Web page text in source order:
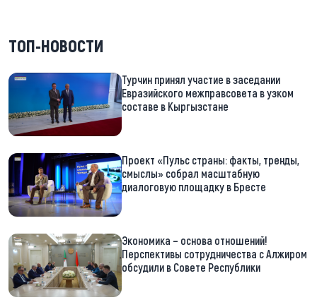
ТОП-НОВОСТИ
Турчин принял участие в заседании
Евразийского межправсовета в узком
составе в Кыргызстане
Проект «Пульс страны: факты, тренды,
смыслы» собрал масштабную
диалоговую площадку в Бресте
Экономика – основа отношений!
Перспективы сотрудничества с Алжиром
обсудили в Совете Республики